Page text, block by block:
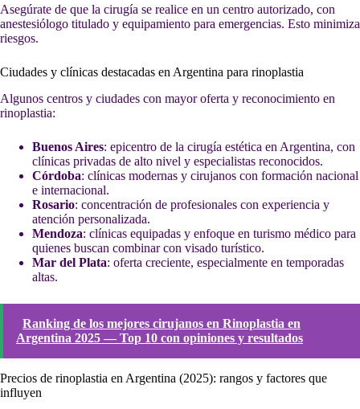
Asegúrate de que la cirugía se realice en un centro autorizado, con
anestesiólogo titulado y equipamiento para emergencias. Esto minimiza
riesgos.
Ciudades y clínicas destacadas en Argentina para rinoplastia
Algunos centros y ciudades con mayor oferta y reconocimiento en
rinoplastia:
Buenos Aires: epicentro de la cirugía estética en Argentina, con
clínicas privadas de alto nivel y especialistas reconocidos.
Córdoba: clínicas modernas y cirujanos con formación nacional
e internacional.
Rosario: concentración de profesionales con experiencia y
atención personalizada.
Mendoza: clínicas equipadas y enfoque en turismo médico para
quienes buscan combinar con visado turístico.
Mar del Plata: oferta creciente, especialmente en temporadas
altas.
Ranking de los mejores cirujanos en Rinoplastia en
Argentina 2025 — Top 10 con opiniones y resultados
Precios de rinoplastia en Argentina (2025): rangos y factores que
influyen